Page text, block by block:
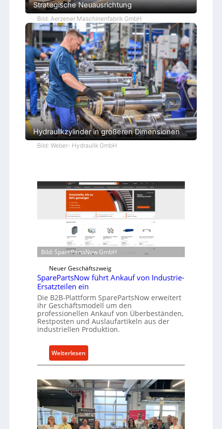
Strategische Neuausrichtung
Bild: Aerzener Maschinenfabrik GmbH
Hydraulikzylinder in größeren Dimensionen
Bild: Weber- Hydraulik GmbH
Bild: SparePartsNow GmbH
Neuer Geschäftszweig
SparePartsNow führt Ankauf von Industrie-
Ersatzteilen ein
Die B2B-Plattform SparePartsNow erweitert
ihr Geschäftsmodell um den
professionellen Ankauf von Überbeständen,
Restposten und Auslaufartikeln aus der
industriellen Produktion.
Weiterlesen
S
a
r
P
a